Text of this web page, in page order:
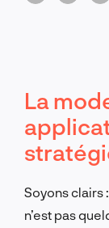
La
Soyons clairs
n’est pas